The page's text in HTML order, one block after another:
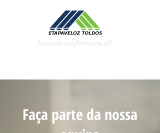
Levando conforto pra si!!
Faça parte da nossa